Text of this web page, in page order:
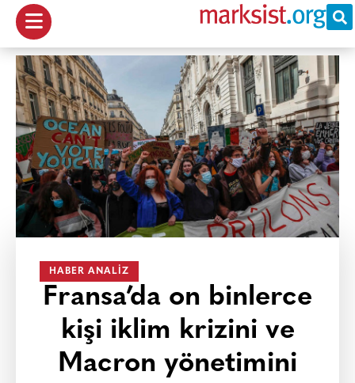
HABER ANALIZ
Fransa’da on binlerce
kişi iklim krizini ve
Macron yönetimini